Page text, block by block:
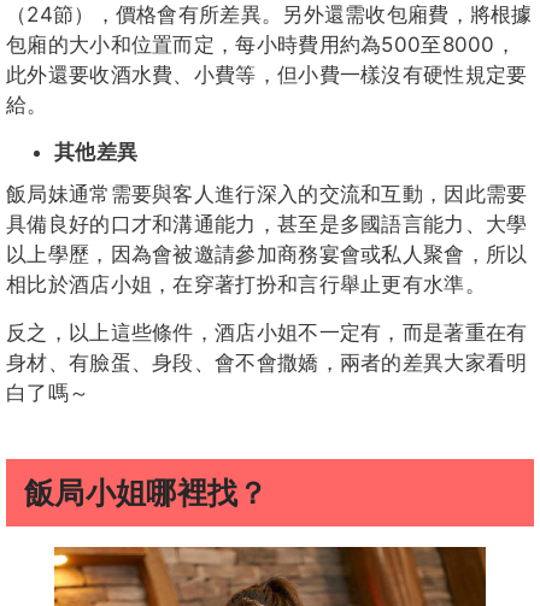
（24節），價格會有所差異。另外還需收包廂費，將根據
包廂的大小和位置而定，每小時費用約為500至8000，
此外還要收酒水費、小費等，但小費一樣沒有硬性規定要
給。
其他差異
飯局妹通常需要與客人進行深入的交流和互動，因此需要
具備良好的口才和溝通能力，甚至是多國語言能力、大學
以上學歷，因為會被邀請參加商務宴會或私人聚會，所以
相比於酒店小姐，在穿著打扮和言行舉止更有水準。
反之，以上這些條件，酒店小姐不一定有，而是著重在有
身材、有臉蛋、身段、會不會撒嬌，兩者的差異大家看明
白了嗎～
飯局小姐哪裡找？